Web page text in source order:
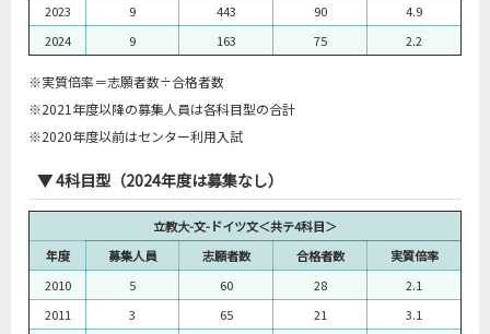
2023
9 443 90
4.9
2024
9 163 75 2.2
※実質倍率＝志願者数÷合格者数
※2021年度以降の募集人員は各科目型の合計
※2020年度以前はセンター利用入試
▼ 4科目型（2024年度は募集なし）
立教大-文-ドイツ文＜共テ4科目＞
年度
募集人員 志願者数 合格者数
実質倍率
2010
5 60 28
2.1
2011
3 65 21
3.1